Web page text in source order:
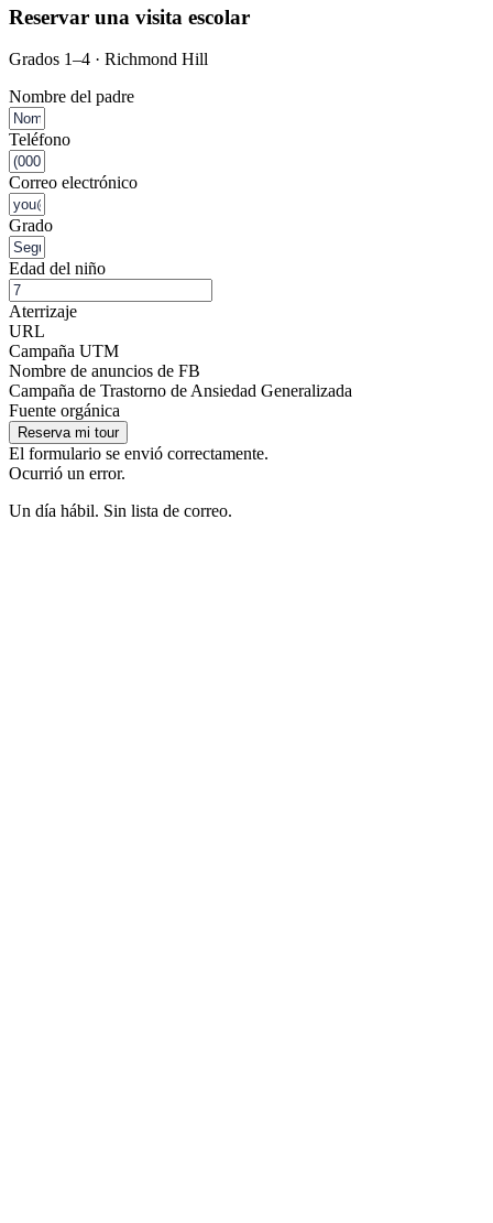
Reservar una visita escolar
Grados 1–4 · Richmond Hill
Nombre del padre
Teléfono
Correo electrónico
Grado
Edad del niño
Aterrizaje
URL
Campaña UTM
Nombre de anuncios de FB
Campaña de Trastorno de Ansiedad Generalizada
Fuente orgánica
Reserva mi tour
El formulario se envió correctamente.
Ocurrió un error.
Un día hábil. Sin lista de correo.